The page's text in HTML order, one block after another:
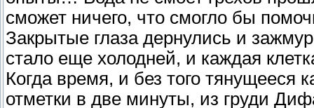
сможет ничего, что смогло бы
Закрытые глаза дернулись и
стало еще холодней, и каждая
Когда время, и без того тянущееся
отметки в две минуты, из груди